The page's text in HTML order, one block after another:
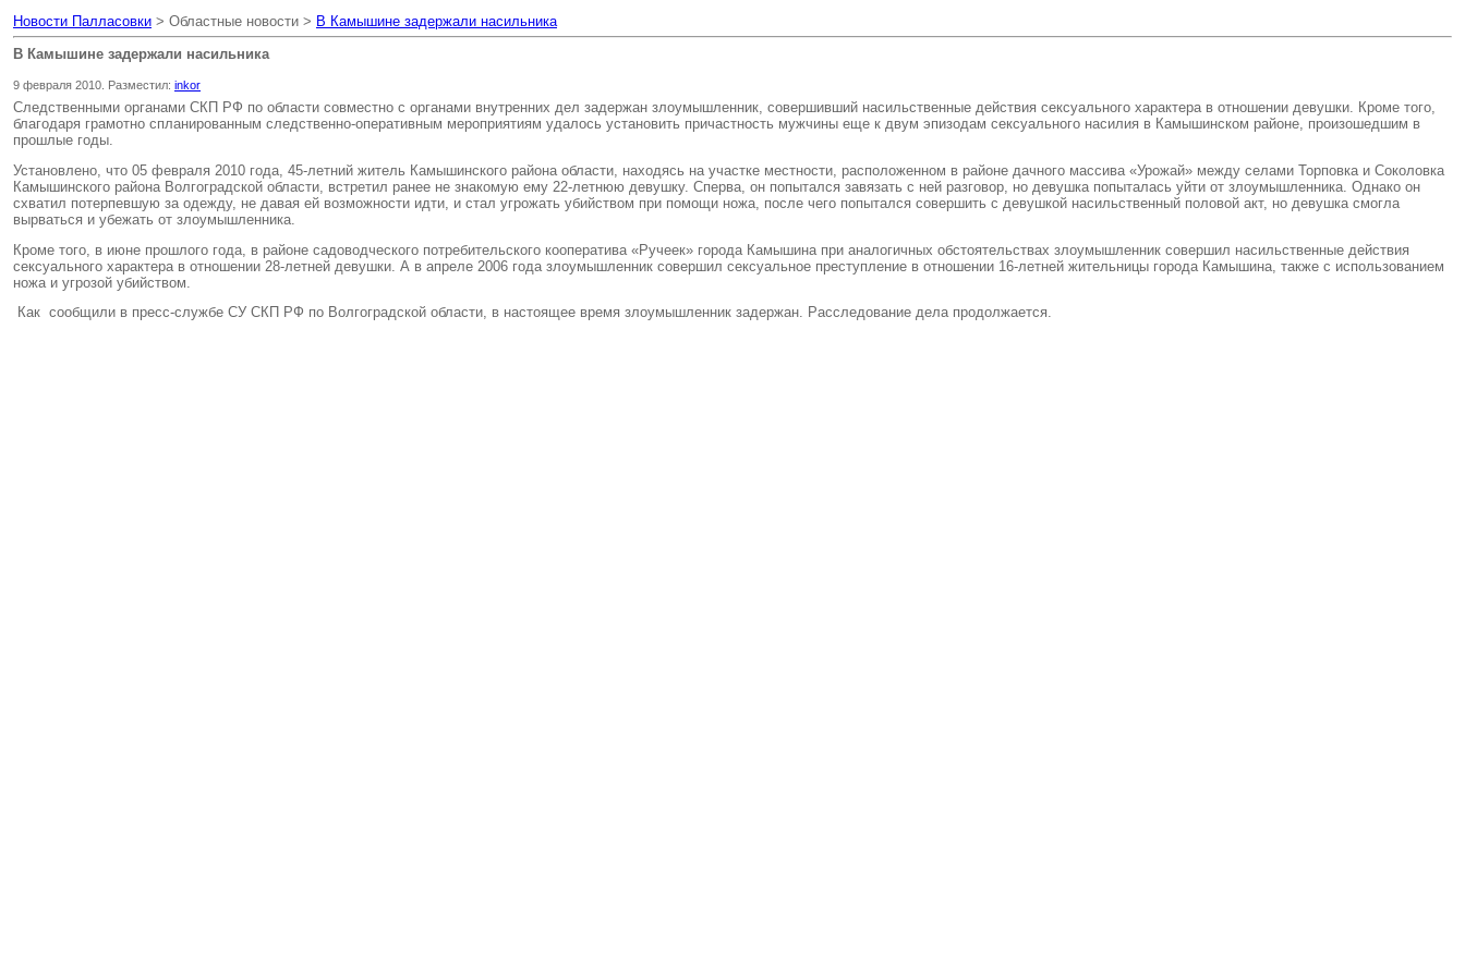
Новости Палласовки > Областные новости > В Камышине задержали насильника
В Камышине задержали насильника
9 февраля 2010. Разместил: inkor
Следственными органами СКП РФ по области совместно с органами внутренних дел задержан злоумышленник, совершивший насильственные действия сексуального характера в отношении девушки. Кроме того,
благодаря грамотно спланированным следственно-оперативным мероприятиям удалось установить причастность мужчины еще к двум эпизодам сексуального насилия в Камышинском районе, произошедшим в
прошлые годы.
Установлено, что 05 февраля 2010 года, 45-летний житель Камышинского района области, находясь на участке местности, расположенном в районе дачного массива «Урожай» между селами Торповка и Соколовка
Камышинского района Волгоградской области, встретил ранее не знакомую ему 22-летнюю девушку. Сперва, он попытался завязать с ней разговор, но девушка попыталась уйти от злоумышленника. Однако он
схватил потерпевшую за одежду, не давая ей возможности идти, и стал угрожать убийством при помощи ножа, после чего попытался совершить с девушкой насильственный половой акт, но девушка смогла
вырваться и убежать от злоумышленника.
Кроме того, в июне прошлого года, в районе садоводческого потребительского кооператива «Ручеек» города Камышина при аналогичных обстоятельствах злоумышленник совершил насильственные действия
сексуального характера в отношении 28-летней девушки. А в апреле 2006 года злоумышленник совершил сексуальное преступление в отношении 16-летней жительницы города Камышина, также с использованием
ножа и угрозой убийством.
Как сообщили в пресс-службе СУ СКП РФ по Волгоградской области, в настоящее время злоумышленник задержан. Расследование дела продолжается.